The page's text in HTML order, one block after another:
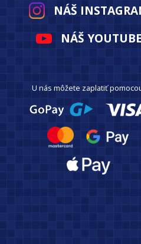
NÁŠ
NÁŠ YOUTUBE
U nás môžete zaplatiť